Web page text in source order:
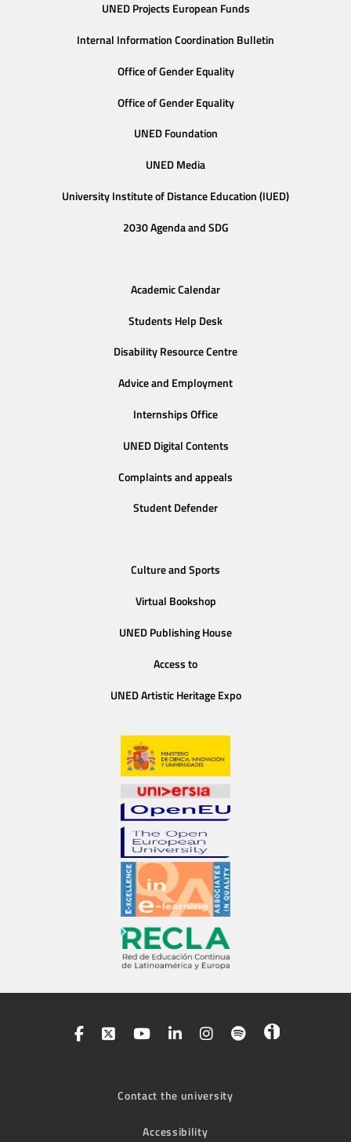
UNED Projects European Funds
Internal Information Coordination Bulletin
Office of Gender Equality
Office of Gender Equality
UNED Foundation
UNED Media
University Institute of Distance Education (IUED)
2030 Agenda and SDG
Academic Calendar
Students Help Desk
Disability Resource Centre
Advice and Employment
Internships Office
UNED Digital Contents
Complaints and appeals
Student Defender
Culture and Sports
Virtual Bookshop
UNED Publishing House
Access to
UNED Artistic Heritage Expo
Contact the university
Accessibility